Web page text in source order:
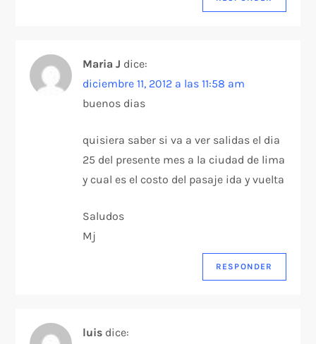
Maria J dice:
diciembre 11, 2012 a las 11:58 am
buenos dias
quisiera saber si va a ver salidas el dia
25 del presente mes a la ciudad de lima
y cual es el costo del pasaje ida y vuelta
Saludos
Mj
RESPONDER
luis dice: